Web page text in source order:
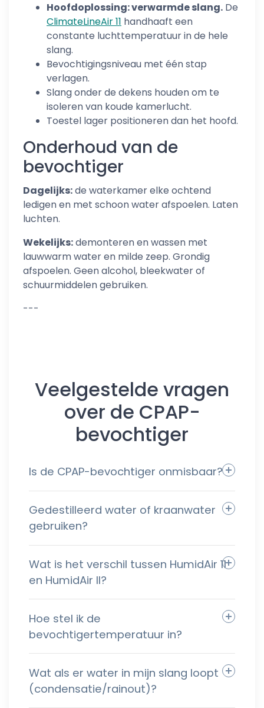
Hoofdoplossing: verwarmde slang. De
ClimateLineAir 11 handhaaft een
constante luchttemperatuur in de hele
slang.
Bevochtigingsniveau met één stap
verlagen.
Slang onder de dekens houden om te
isoleren van koude kamerlucht.
Toestel lager positioneren dan het hoofd.
Onderhoud van de
bevochtiger
Dagelijks:de waterkamer elke ochtend
ledigen en met schoon water afspoelen. Laten
luchten.
Wekelijks:demonteren en wassen met
lauwwarm water en milde zeep. Grondig
afspoelen. Geen alcohol, bleekwater of
schuurmiddelen gebruiken.
---
Veelgestelde vragen
over de CPAP-
bevochtiger
Is de CPAP-bevochtiger onmisbaar?
Gedestilleerd water of kraanwater
gebruiken?
Wat is het verschil tussen HumidAir 11
en HumidAir II?
Hoe stel ik de
bevochtigertemperatuur in?
Wat als er water in mijn slang loopt
(condensatie/rainout)?